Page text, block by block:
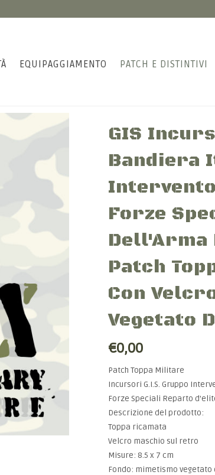
EQUIPAGGIAMENTO PATCH E DISTINTIVI
GIS
Bandiera
Intervento
Forze
Dell'Arma
Patch
Con
Vegetato
€0,00
Patch Toppa Militare
Incursori G.I.S. Gruppo
Forze Speciali Reparto
Descrizione del prodotto:
Toppa ricamata
Velcro maschio sul retro
Misure: 8.5 x 7 cm
Fondo: mimetismo